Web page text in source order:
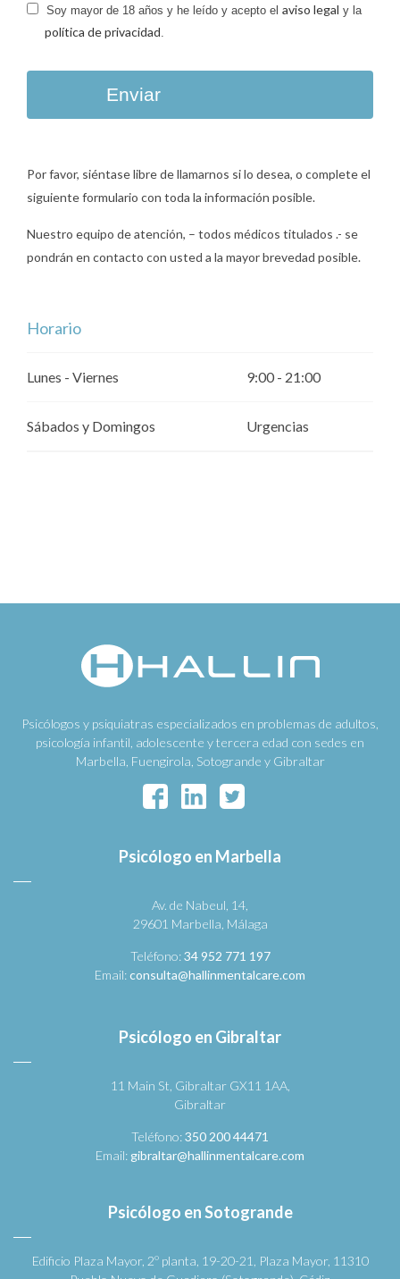
Soy mayor de 18 años y he leído y acepto el aviso legal y la
política de privacidad
Enviar
Por favor, siéntase libre de llamarnos si lo desea, o complete el
siguiente formulario con toda la información posible.
Nuestro equipo de atención, – todos médicos titulados .- se
pondrán en contacto con usted a la mayor brevedad posible.
Horario
Lunes - Viernes 9:00 - 21:00
Sábados y Domingos Urgencias
Psicólogos y psiquiatras especializados en problemas de adultos,
psicología infantil, adolescente y tercera edad con sedes en
Marbella, Fuengirola, Sotogrande y Gibraltar
Psicólogo en Marbella
Av. de Nabeul, 14,
29601 Marbella, Málaga
Teléfono:34 952 771 197
Email:consulta@hallinmentalcare.com
Psicólogo en Gibraltar
11 Main St, Gibraltar GX11 1AA,
Gibraltar
Teléfono:350 200 44471
Email: gibraltar@hallinmentalcare.com
Psicólogo en Sotogrande
Edificio Plaza Mayor, 2º planta, 19-20-21, Plaza Mayor, 11310